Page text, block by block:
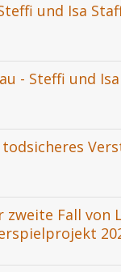
und Isa
- Steffi und
zweite Fall von